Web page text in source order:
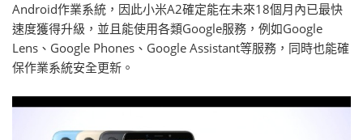
Android作業系統，因此小米A2確定能在未來18個月內已最快
速度獲得升級，並且能使用各類Google服務，例如Google
Lens、Google Phones、Google Assistant等服務，同時也能確
保作業系統安全更新。